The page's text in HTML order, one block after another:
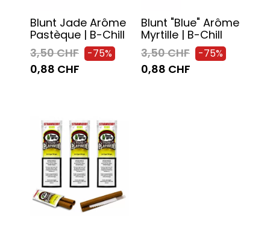
Blunt Jade Arôme
Pastèque | B-Chill
3,50 CHF
-75%
0,88 CHF
Blunt "Blue" Arôme
Myrtille | B-Chill
3,50 CHF
-75%
0,88 CHF